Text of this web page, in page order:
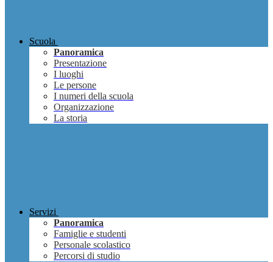
Scuola
Panoramica
Presentazione
I luoghi
Le persone
I numeri della scuola
Organizzazione
La storia
Servizi
Panoramica
Famiglie e studenti
Personale scolastico
Percorsi di studio